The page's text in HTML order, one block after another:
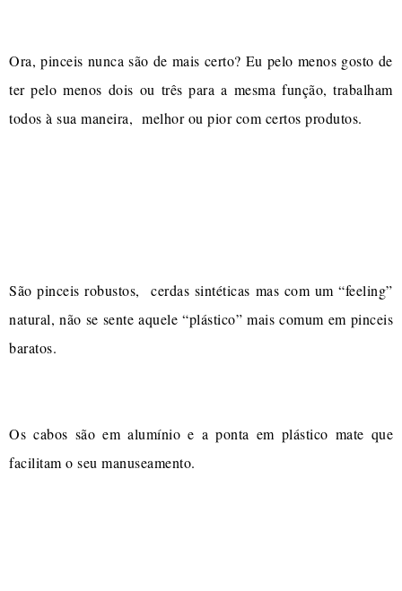
Ora, pinceis nunca são de mais certo? Eu pelo menos gosto de
ter pelo menos dois ou três para a mesma função, trabalham
todos à sua maneira, melhor ou pior com certos produtos.
São pinceis robustos, cerdas sintéticas mas com um “feeling”
natural, não se sente aquele “plástico” mais comum em pinceis
baratos.
Os cabos são em alumínio e a ponta em plástico mate que
facilitam o seu manuseamento.